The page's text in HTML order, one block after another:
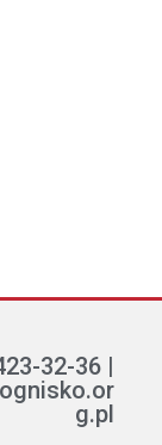
32-36 |
g.pl